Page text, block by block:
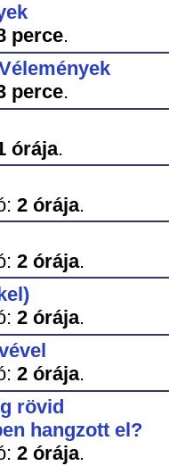
perce.
perce.
órája.
2 órája.
2 órája.
2 órája.
2 órája.
rövid
hangzott el?
2 órája.